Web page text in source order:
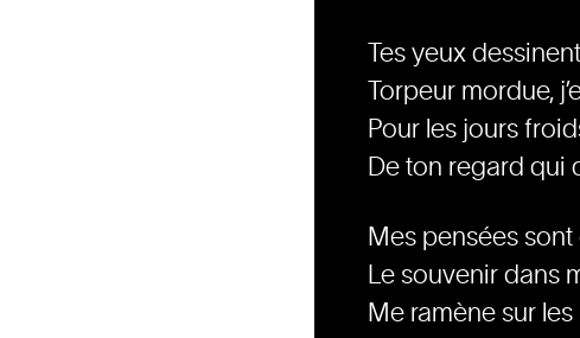
Tes yeux
Torpeur mordue,
Pour les jours
De ton regard qui
Mes pensées
Le souvenir dans
Me ramène sur